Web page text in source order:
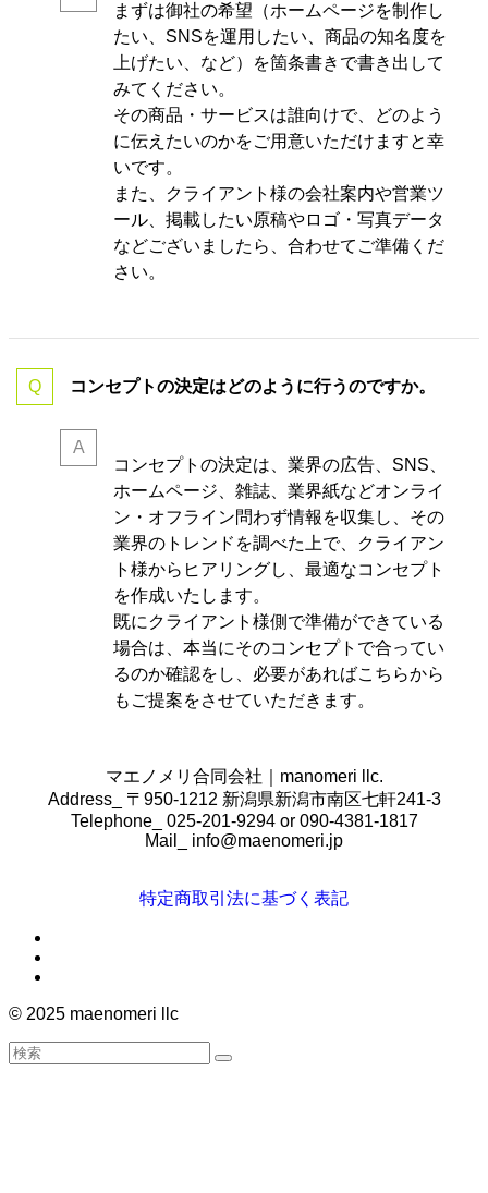
まずは御社の希望（ホームページを制作し
たい、SNSを運用したい、商品の知名度を
上げたい、など）を箇条書きで書き出して
みてください。
その商品・サービスは誰向けで、どのよう
に伝えたいのかをご用意いただけますと幸
いです。
また、クライアント様の会社案内や営業ツ
ール、掲載したい原稿やロゴ・写真データ
などございましたら、合わせてご準備くだ
さい。
コンセプトの決定はどのように行うのですか。
コンセプトの決定は、業界の広告、SNS、
ホームページ、雑誌、業界紙などオンライ
ン・オフライン問わず情報を収集し、その
業界のトレンドを調べた上で、クライアン
ト様からヒアリングし、最適なコンセプト
を作成いたします。
既にクライアント様側で準備ができている
場合は、本当にそのコンセプトで合ってい
るのか確認をし、必要があればこちらから
もご提案をさせていただきます。
マエノメリ合同会社｜manomeri llc.
Address_ 〒950-1212 新潟県新潟市南区七軒241-3
Telephone_ 025-201-9294 or 090-4381-1817
Mail_ info@maenomeri.jp
特定商取引法に基づく表記
© 2025 maenomeri llc